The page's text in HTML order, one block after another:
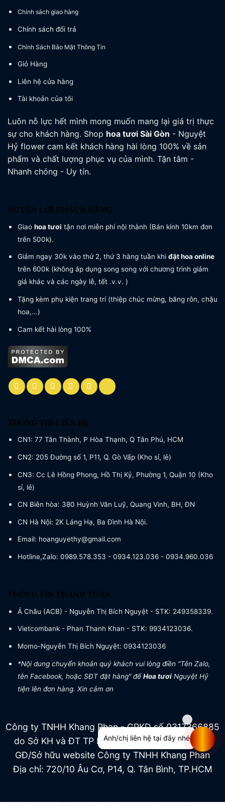
Chính sách giao hàng
Chính sách đổi trả
Chính Sách Bảo Mật Thông Tin
Giỏ Hàng
Liên hệ cửa hàng
Tài khoản của tôi
Luôn nỗ lực hết mình mong muốn mang lại giá trị thực
sự cho khách hàng. Shop hoa tươi Sài Gòn - Nguyệt
Hỷ flower cam kết khách hàng hài lòng 100% về sản
phẩm và chất lượng phục vụ của mình. Tận tâm -
Nhanh chóng - Uy tín.
QUYỀN LỢI KHÁCH HÀNG
Giao hoa tươi tận nơi miễn phí nội thành (Bán kính 10km đơn
trên 500k).
Giảm ngay 30k vào thứ 2, thứ 3 hàng tuần khi đặt hoa online
trên 600k (không áp dụng song song với chương trình giảm
giá khác và các ngày lễ, tết .v.v. )
Tặng kèm phụ kiện trang trí (thiệp chúc mừng, băng rôn, chậu
hoa,...)
Cam kết hài lòng 100%
THÔNG TIN LIÊN HỆ
CN1: 77 Tân Thành, P Hòa Thạnh, Q Tân Phú, HCM
CN2: 205 Đường số 1, P11, Q. Gò Vấp (Kho sỉ, lẻ)
CN3: Cc Lê Hồng Phong, Hồ Thị Kỷ, Phường 1, Quận 10 (Kho
sỉ, lẻ)
CN Biên hòa: 380 Huỳnh Văn Luỹ, Quang Vinh, BH, ĐN
CN Hà Nội: 2K Láng Hạ, Ba Đình Hà Nội.
Email: hoanguyethy@gmail.com
Hotline,Zalo: 0989.578.353 - 0934.123.036 - 0934.960.036
THÔNG TIN THANH TOÁN
Á Châu (ACB) - Nguyễn Thị Bích Nguyệt - STK: 249358339.
Vietcombank - Phan Thanh Khan - STK: 9934123036.
Momo-Nguyễn Thị Bích Nguyệt: 0934123036
*Nội dung chuyển khoản quý khách vui lòng điền "Tên Zalo,
tên Facebook, hoặc SĐT đặt hàng" đểHoa tươi Nguyệt Hỷ
tiện lên đơn hàng. Xin cảm ơn
Công ty TNHH Khang Phan - GPKD số 0317366885
do Sở KH và ĐT TP HCM cấp ngày 04/07/2022
GĐ/Sở hữu website Công ty TNHH Khang Phan
Địa chỉ: 720/10 Âu Cơ, P14, Q. Tân Bình, TP.HCM
Anh/chị liên hệ tại đây nhé